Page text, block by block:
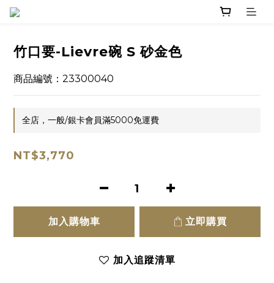
竹口要-Lievre碗 S 砂金色
商品編號：23300040
全店，一般/銀卡會員滿5000免運費
NT$3,770
加入購物車 立即購買
加入追蹤清單